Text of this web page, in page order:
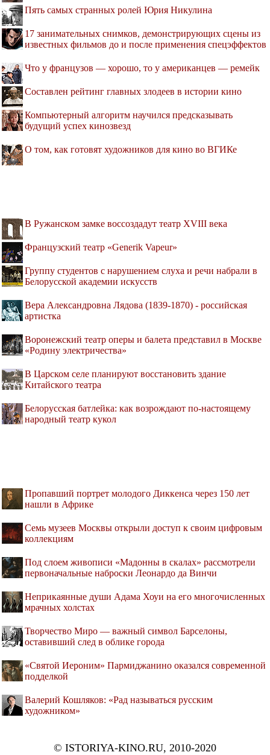
Пять самых странных ролей Юрия Никулина
17 занимательных снимков, демонстрирующих сцены из
известных фильмов до и после применения спецэффектов
Что у французов — хорошо, то у американцев — ремейк
Составлен рейтинг главных злодеев в истории кино
Компьютерный алгоритм научился предсказывать
будущий успех кинозвезд
О том, как готовят художников для кино во ВГИКе
В Ружанском замке воссоздадут театр XVIII века
Французский театр «Generik Vapeur»
Группу студентов с нарушением слуха и речи набрали в
Белорусской академии искусств
Вера Александровна Лядова (1839-1870) - российская
артистка
Воронежский театр оперы и балета представил в Москве
«Родину электричества»
В Царском селе планируют восстановить здание
Китайского театра
Белорусская батлейка: как возрождают по-настоящему
народный театр кукол
Пропавший портрет молодого Диккенса через 150 лет
нашли в Африке
Семь музеев Москвы открыли доступ к своим цифровым
коллекциям
Под слоем живописи «Мадонны в скалах» рассмотрели
первоначальные наброски Леонардо да Винчи
Неприкаянные души Адама Хоуи на его многочисленных
мрачных холстах
Творчество Миро — важный символ Барселоны,
оставивший след в облике города
«Святой Иероним» Пармиджанино оказался современной
подделкой
Валерий Кошляков: «Рад называться русским
художником»
© ISTORIYA-KINO.RU, 2010-2020